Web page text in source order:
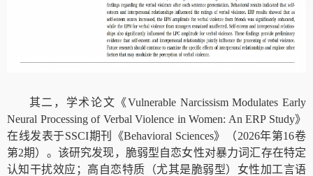
其二，学术论文 《Vulnerable Narcissism Modulates Early
Neural Processing of Verbal Violence in Women: An ERP Study》
在线发表于SSCI期刊《Behavioral Sciences》（2026年第16卷
第2期）。 该研究发现，脆弱型自恋女性对暴力词汇存在特定
认知干扰效应；高自恋特质（尤其是脆弱型）女性加工言语